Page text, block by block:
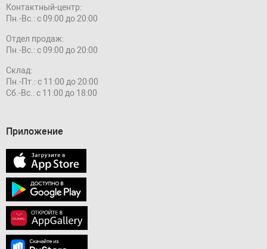
Контактный-центр:
Пн.-Вс.: с 09:00 до 20:00
Отдел продаж:
Пн.-Вс.: с 09:00 до 20:00
Склад:
Пн.-Пт.: с 11:00 до 20:00
Сб.-Вс.: с 11:00 до 18:00
Приложение